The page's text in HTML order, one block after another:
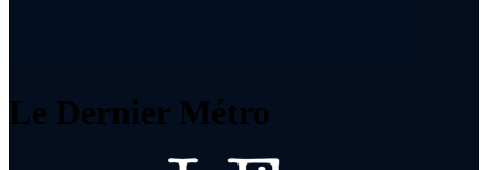
Le Dernier Métro